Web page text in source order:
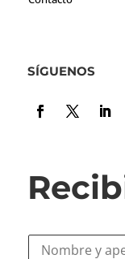
SÍGUENOS
N